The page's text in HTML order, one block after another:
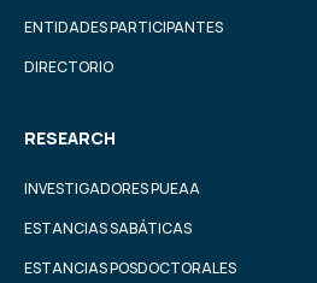
ENTIDADES PARTICIPANTES
DIRECTORIO
RESEARCH
INVESTIGADORES PUEAA
ESTANCIAS SABÁTICAS
ESTANCIAS POSDOCTORALES